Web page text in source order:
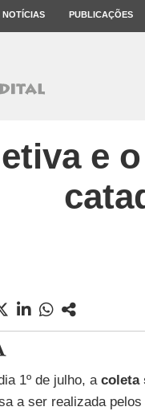
NOTÍCIAS PUBLICAÇÕES
e
1º de julho, a coleta
a ser realizada